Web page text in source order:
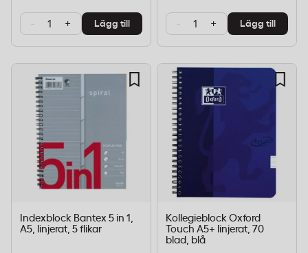
- + Lägg till - + Lägg till
Indexblock Bantex 5 in 1,
A5, linjerat, 5 flikar
Kollegieblock Oxford
Touch A5+ linjerat, 70
blad, blå